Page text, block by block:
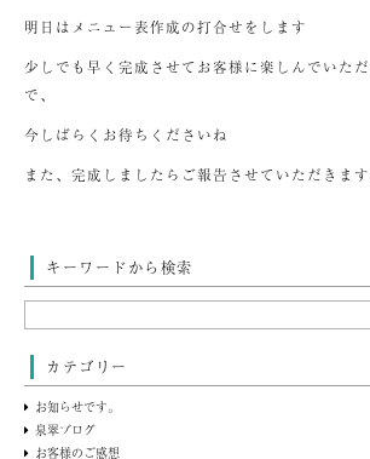
明日はメニュー表作成の打合せをします
少しでも早く完成させてお客様に楽しんでいた
で、
今しばらくお待ちくださいね
また、完成しましたらご報告させていただきま
キーワードから検索
カテゴリー
お知らせです。
泉翠ブログ
お客様のご感想